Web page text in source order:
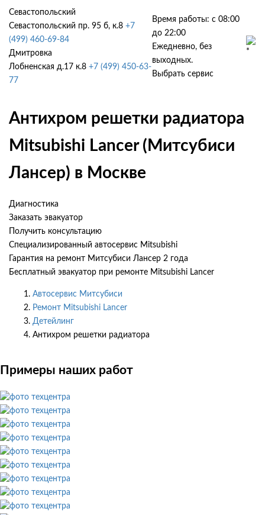
Севастопольский
Севастопольский пр. 95 б, к.8 +7
(499) 460-69-84
Дмитровка
Лобненская д.17 к.8 +7 (499) 450-63-
77
Время работы: с 08:00
до 22:00
Ежедневно, без
выходных.
Выбрать сервис
Антихром решетки радиатора
Mitsubishi Lancer (Митсубиси
Лансер) в Москве
Диагностика
Заказать эвакуатор
Получить консультацию
Специализированный автосервис Mitsubishi
Гарантия на ремонт Митсубиси Лансер 2 года
Бесплатный эвакуатор при ремонте Mitsubishi Lancer
Автосервис Митсубиси
Ремонт Mitsubishi Lancer
Детейлинг
Антихром решетки радиатора
Примеры наших работ